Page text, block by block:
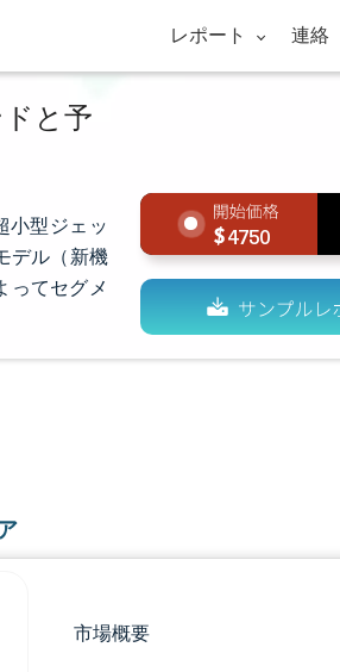
レポート 連絡
と予
小型ジェッ
デル（新機
ってセグメ
4750
市場概要